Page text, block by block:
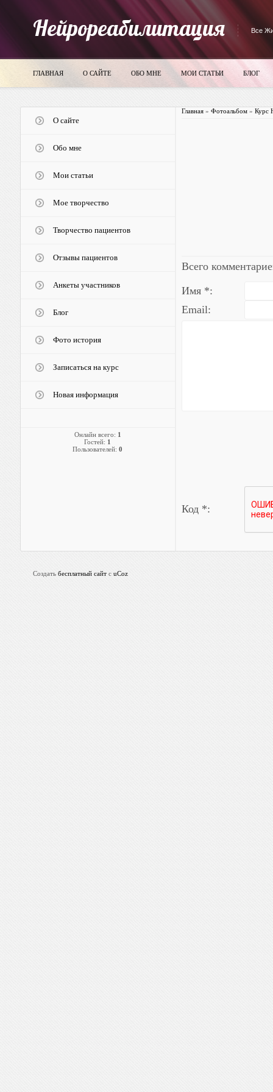
Нейрореабилитация Все
ГЛАВНАЯ О САЙТЕ ОБО МНЕ МОИ СТАТЬИ БЛОГ
О сайте
Обо мне
Мои статьи
Мое творчество
Творчество пациентов
Отзывы пациентов
Анкеты участников
Блог
Фото история
Записаться на курс
Новая информация
Онлайн всего: 1
Гостей: 1
Пользователей: 0
Главная» Фотоальбом» Курс
Всего
Имя *:
Email:
Код *:
Создать бесплатный сайт с uCoz